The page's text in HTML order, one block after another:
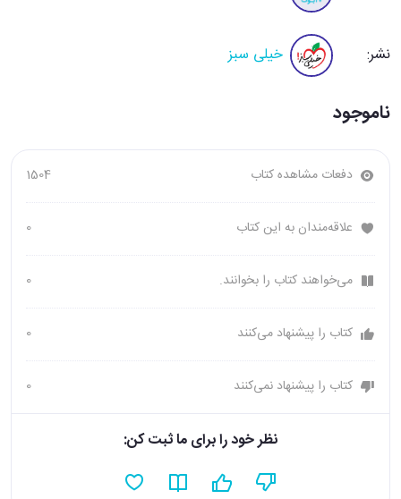
نشر: خیلی سبز
ناموجود
دفعات مشاهده کتاب 1504
علاقه‌مندان به این کتاب 0
می‌خواهند کتاب را بخوانند. 0
کتاب را پیشنهاد می‌کنند 0
کتاب را پیشنهاد نمی‌کنند 0
نظر خود را برای ما ثبت کن: